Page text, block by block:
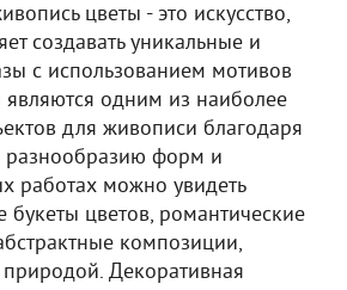
цветы - это искусство,
создавать уникальные и
с использованием мотивов
одним из наиболее
для живописи благодаря
разнообразию форм и
работах можно увидеть
букеты цветов, романтические
композиции,
Декоративная